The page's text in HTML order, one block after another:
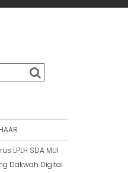
LPLH SDA MUI
Dakwah Digital